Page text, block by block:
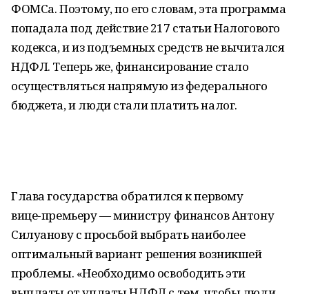
ФОМСа. Поэтому, по его словам, эта программа
попадала под действие 217 статьи Налогового
кодекса, и из подъемных средств не вычитался
НДФЛ. Теперь же, финансирование стало
осуществляться напрямую из федерального
бюджета, и люди стали платить налог.
Глава государства обратился к первому
вице-премьеру— министру финансов Антону
Силуанову с просьбой выбрать наиболее
оптимальный вариант решения возникшей
проблемы. «Необходимо освободить эти